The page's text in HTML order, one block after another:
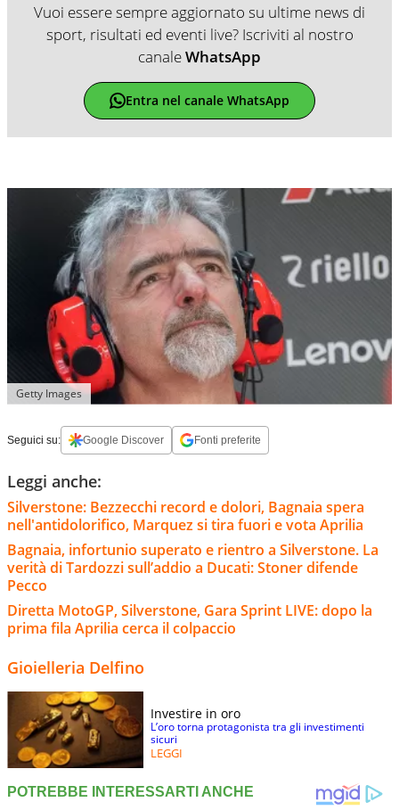
Vuoi essere sempre aggiornato su ultime news di
sport, risultati ed eventi live? Iscriviti al nostro
canaleWhatsApp
Entra nel canale WhatsApp
Getty Images
Seguici su: Google Discover Fonti preferite
Leggi anche:
Silverstone: Bezzecchi record e dolori, Bagnaia spera
nell'antidolorifico, Marquez si tira fuori e vota Aprilia
Bagnaia, infortunio superato e rientro a Silverstone. La
verità di Tardozzi sull’addio a Ducati: Stoner difende
Pecco
Diretta MotoGP, Silverstone, Gara Sprint LIVE: dopo la
prima fila Aprilia cerca il colpaccio
Gioielleria Delfino
Investire in oro
L’oro torna protagonista tra gli investimenti
sicuri
LEGGI